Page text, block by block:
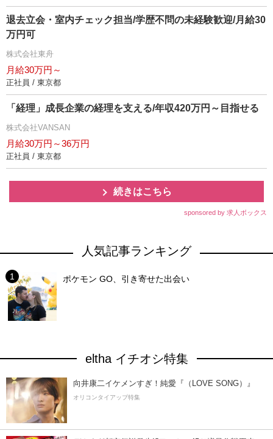
退去立会・室内チェック担当/学歴不問の未経験歓迎/月給30
万円可
株式会社東舟
月給30万円～
正社員 / 東京都
「経理」成長企業の経理を支える/年収420万円～目指せる
株式会社VANSAN
月給30万円～36万円
正社員 / 東京都
続きはこちら
sponsored by 求人ボックス
人気記事ランキング
ポケモン GO、引き寄せた出会い
eltha イチオシ特集
向井康二イケメンすぎ！純愛『（LOVE SONG）』
オリコンタイアップ特集